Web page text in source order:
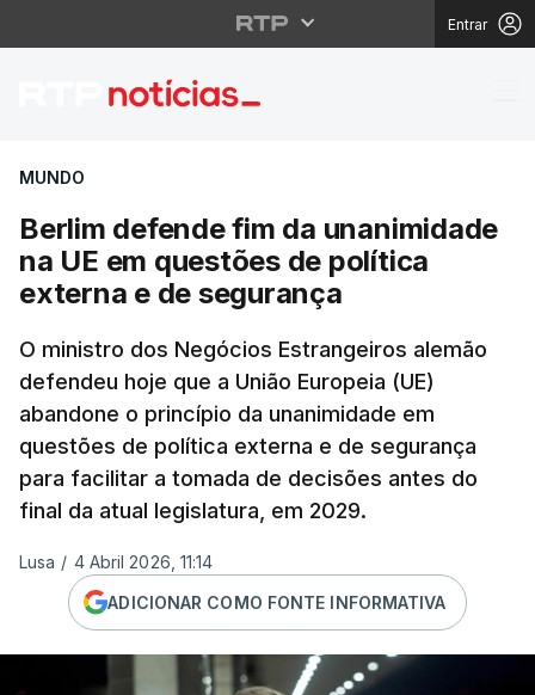
Entrar
Berlim defende fim
MUNDO
Berlim defende fim da unanimidade
na UE em questões de política
externa e de segurança
O ministro dos Negócios Estrangeiros alemão
defendeu hoje que a União Europeia (UE)
abandone o princípio da unanimidade em
questões de política externa e de segurança
para facilitar a tomada de decisões antes do
final da atual legislatura, em 2029.
Lusa / 4 Abril 2026, 11:14
ADICIONAR COMO FONTE INFORMATIVA